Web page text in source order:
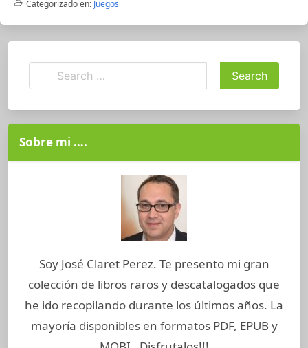
Categorizado en: Juegos
Sobre mi ….
Soy José Claret Perez. Te presento mi gran
colección de libros raros y descatalogados que
he ido recopilando durante los últimos años. La
mayoría disponibles en formatos PDF, EPUB y